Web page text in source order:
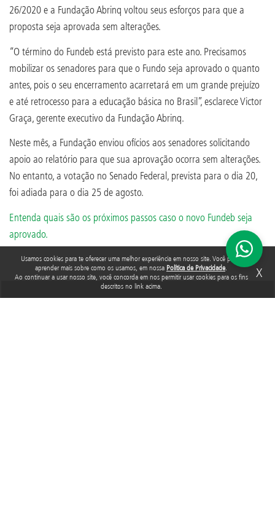
Usamos cookies para te oferecer uma melhor experiência em nosso site. Você pode
aprender mais sobre como os usamos, em nossa Política de Privacidade.
Ao continuar a usar nosso site, você concorda em nos permitir usar cookies para os fins
descritos no link acima.
X
26/2020 e a Fundação Abrinq voltou seus esforços para que a
proposta seja aprovada sem alterações.
“O término do Fundeb está previsto para este ano. Precisamos
mobilizar os senadores para que o Fundo seja aprovado o quanto
antes, pois o seu encerramento acarretará em um grande prejuízo
e até retrocesso para a educação básica no Brasil”, esclarece Victor
Graça, gerente executivo da Fundação Abrinq.
Neste mês, a Fundação enviou ofícios aos senadores solicitando
apoio ao relatório para que sua aprovação ocorra sem alterações.
No entanto, a votação no Senado Federal, prevista para o dia 20,
foi adiada para o dia 25 de agosto.
Entenda quais são os próximos passos caso o novo Fundeb seja
aprovado.